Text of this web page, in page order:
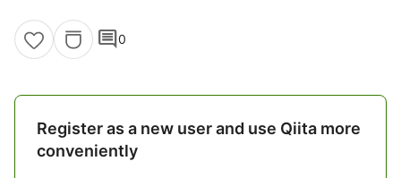
comment0
Register as a new user and use Qiita more
conveniently